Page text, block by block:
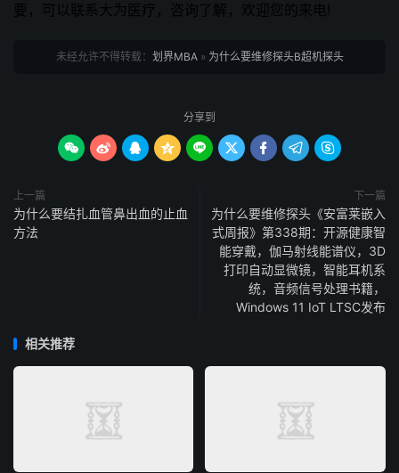
要，可以联系大为医疗，咨询了解，欢迎您的来电!
未经允许不得转载： 划界MBA» 为什么要维修探头B超机探头
分享到
        
上一篇
为什么要结扎血管鼻出血的止血
方法
下一篇
为什么要维修探头《安富莱嵌入
式周报》第338期：开源健康智
能穿戴，伽马射线能谱仪，3D
打印自动显微镜，智能耳机系
统，音频信号处理书籍，
Windows 11 IoT LTSC发布
相关推荐